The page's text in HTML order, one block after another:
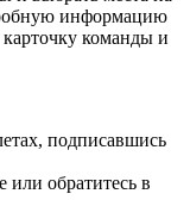
информацию
команды и
подписавшись
или обратитесь в